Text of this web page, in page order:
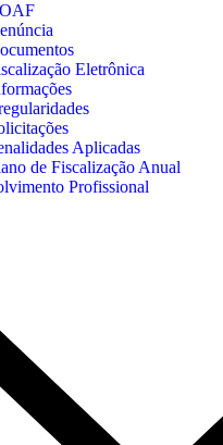
Eletrônica
Aplicadas
de Fiscalização Anual
Profissional